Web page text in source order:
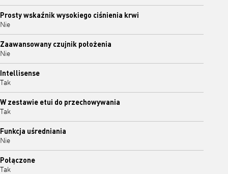
Prosty wskaźnik wysokiego ciśnienia krwi
Nie
Zaawansowany czujnik położenia
Nie
Intellisense
Tak
W zestawie etui do przechowywania
Tak
Funkcja uśredniania
Nie
Połączone
Tak